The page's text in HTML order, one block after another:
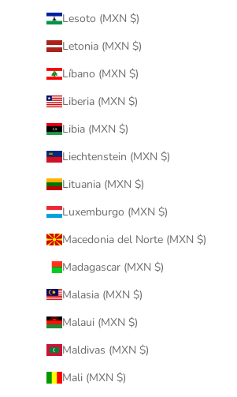
Lesoto (MXN $)
Letonia (MXN $)
Líbano (MXN $)
Liberia (MXN $)
Libia (MXN $)
Liechtenstein (MXN $)
Lituania (MXN $)
Luxemburgo (MXN $)
Macedonia del Norte (MXN $)
Madagascar (MXN $)
Malasia (MXN $)
Malaui (MXN $)
Maldivas (MXN $)
Mali (MXN $)